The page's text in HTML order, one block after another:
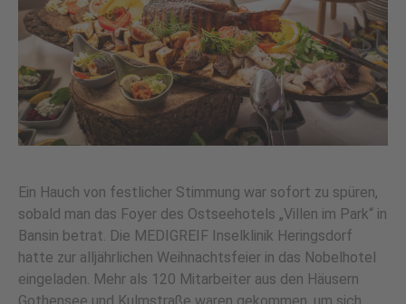
Ein Hauch von festlicher Stimmung war sofort zu spüren,
sobald man das Foyer des Ostseehotels „Villen im Park“ in
Bansin betrat. Die MEDIGREIF Inselklinik Heringsdorf
hatte zur alljährlichen Weihnachtsfeier in das Nobelhotel
eingeladen. Mehr als 120 Mitarbeiter aus den Häusern
Gothensee und Kulmstraße waren gekommen, um sich